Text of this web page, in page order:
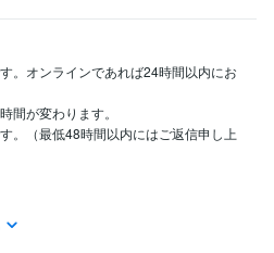
。オンラインであれば24時間以内にお
間が変わります。
。（最低48時間以内にはご返信申し上
ように活動しています。
ー大歓迎です